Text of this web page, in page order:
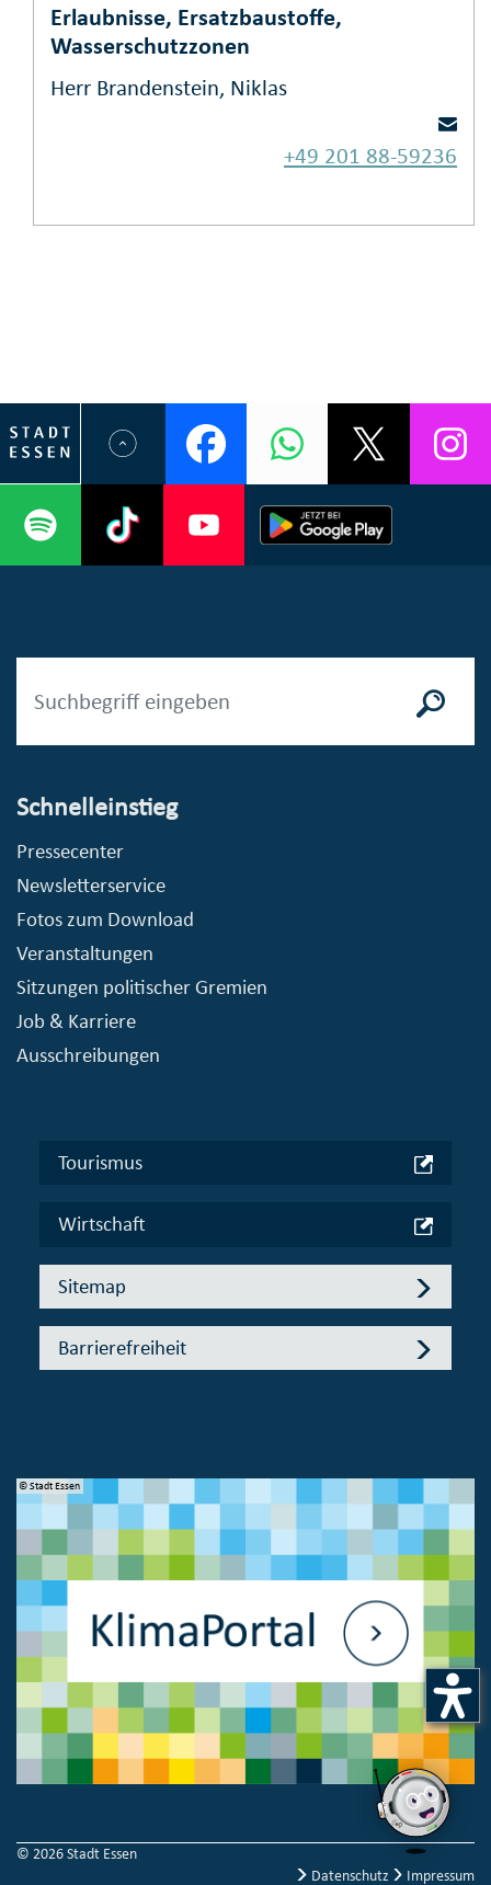
Erlaubnisse, Ersatzbaustoffe,
Wasserschutzzonen
Herr Brandenstein, Niklas
+49 201 88-59236
Schnelleinstieg
Pressecenter
Newsletterservice
Fotos zum Download
Veranstaltungen
Sitzungen politischer Gremien
Job & Karriere
Ausschreibungen
Tourismus
Wirtschaft
Sitemap
Barrierefreiheit
© Stadt Essen
© 2026 Stadt Essen
Datenschutz
Impressum